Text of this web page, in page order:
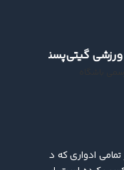
گیتی‌پسند
ادواری که در لیگ برتر